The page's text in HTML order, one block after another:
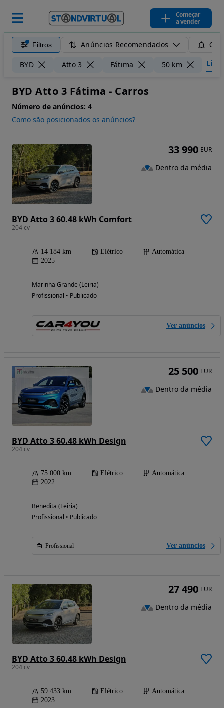
Começar
a vender
Filtros Anúncios Recomendados
BYD Atto 3 Fátima 50 km
BYD Atto 3 Fátima - Carros
Número de anúncios: 4
Como são posicionados os anúncios?
BYD Atto 3 60.48 kWh Comfort
204 cv
14 184 km Elétrico
Automática
2025
Marinha Grande (Leiria)
Profissional • Publicado
Ver anúncios
33 990 EUR
Dentro da média
BYD Atto 3 60.48 kWh Design
204 cv
75 000 km Elétrico
Automática
2022
Benedita (Leiria)
Profissional • Publicado
Profissional Ver anúncios
25 500 EUR
Dentro da média
BYD Atto 3 60.48 kWh Design
204 cv
59 433 km Elétrico
Automática
2023
27 490 EUR
Dentro da média